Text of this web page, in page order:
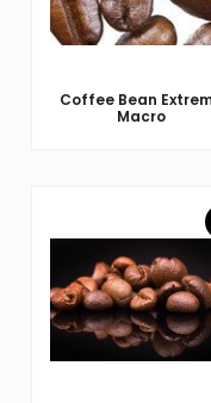
Coffee Bean
Macro